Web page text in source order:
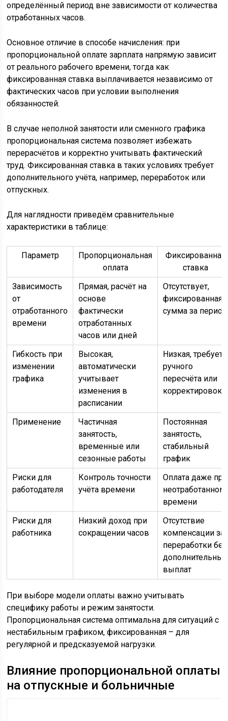
определённый период вне зависимости от количества
отработанных часов.
Основное отличие в способе начисления: при
пропорциональной оплате зарплата напрямую зависит
от реального рабочего времени, тогда как
фиксированная ставка выплачивается независимо от
фактических часов при условии выполнения
обязанностей.
В случае неполной занятости или сменного графика
пропорциональная система позволяет избежать
перерасчётов и корректно учитывать фактический
труд. Фиксированная ставка в таких условиях требует
дополнительного учёта, например, переработок или
отпускных.
Для наглядности приведём сравнительные
характеристики в таблице:
Параметр
Пропорциональная
оплата
Фиксированная
ставка
Зависимость
от
отработанного
времени
Прямая, расчёт на
основе
фактически
отработанных
часов или дней
Отсутствует,
фиксированная
сумма за период
Гибкость при
изменении
графика
Высокая,
автоматически
учитывает
изменения в
расписании
Низкая, требует
ручного
пересчёта или
корректировок
Применение
Частичная
занятость,
временные или
сезонные работы
Постоянная
занятость,
стабильный
график
Риски для
работодателя
Контроль точности
учёта времени
Оплата даже при
неотработанном
времени
Риски для
работника
Низкий доход при
сокращении часов
Отсутствие
компенсации за
переработки без
дополнительных
выплат
При выборе модели оплаты важно учитывать
специфику работы и режим занятости.
Пропорциональная система оптимальна для ситуаций с
нестабильным графиком, фиксированная – для
регулярной и предсказуемой нагрузки.
Влияние пропорциональной оплаты
на отпускные и больничные